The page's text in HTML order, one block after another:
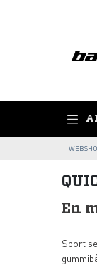
En
Sport